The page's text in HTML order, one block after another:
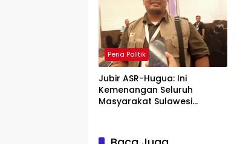
Pena Politik
Jubir ASR-Hugua: Ini
Kemenangan Seluruh
Masyarakat Sulawesi